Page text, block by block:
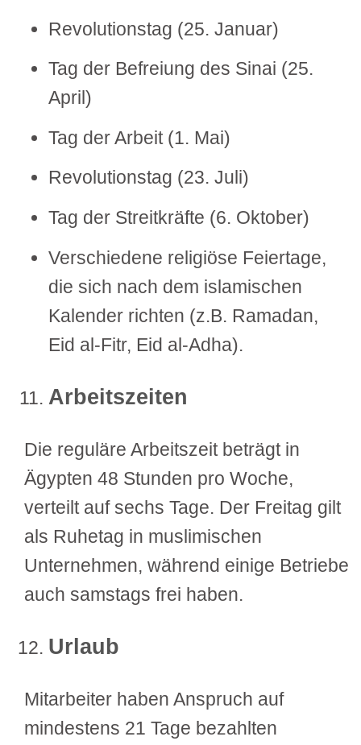
Revolutionstag (25. Januar)
Tag der Befreiung des Sinai (25.
April)
Tag der Arbeit (1. Mai)
Revolutionstag (23. Juli)
Tag der Streitkräfte (6. Oktober)
Verschiedene religiöse Feiertage,
die sich nach dem islamischen
Kalender richten (z.B. Ramadan,
Eid al-Fitr, Eid al-Adha).
Arbeitszeiten
Die reguläre Arbeitszeit beträgt in
Ägypten 48 Stunden pro Woche,
verteilt auf sechs Tage. Der Freitag gilt
als Ruhetag in muslimischen
Unternehmen, während einige Betriebe
auch samstags frei haben.
Urlaub
Mitarbeiter haben Anspruch auf
mindestens 21 Tage bezahlten